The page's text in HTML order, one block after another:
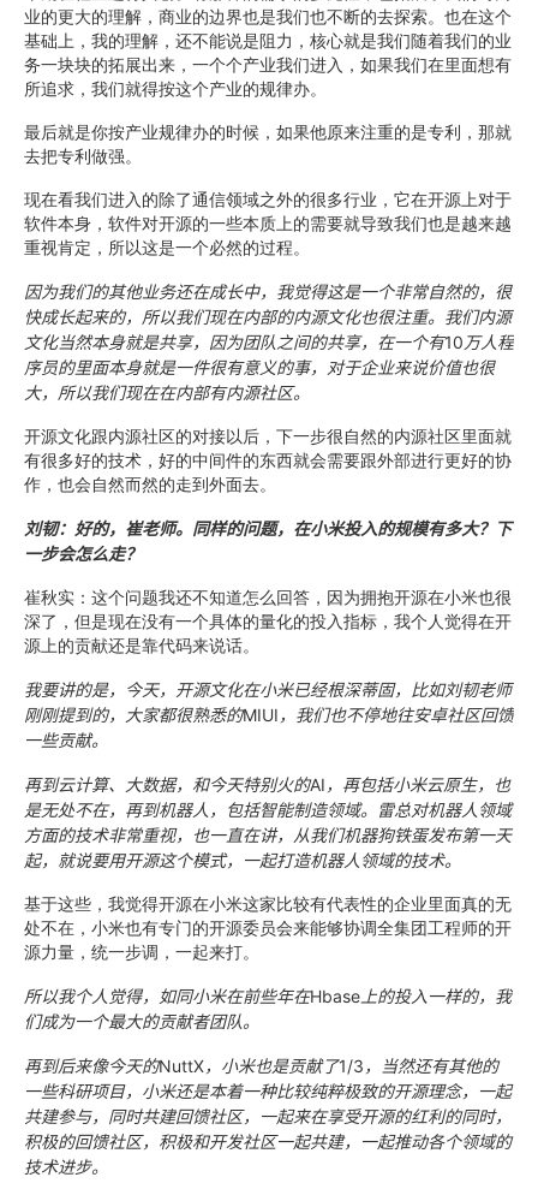
业的更大的理解，商业的边界也是我们也不断的去探索。也在这个
基础上，我的理解，还不能说是阻力，核心就是我们随着我们的业
务一块块的拓展出来，一个个产业我们进入，如果我们在里面想有
所追求，我们就得按这个产业的规律办。
最后就是你按产业规律办的时候，如果他原来注重的是专利，那就
去把专利做强。
现在看我们进入的除了通信领域之外的很多行业，它在开源上对于
软件本身，软件对开源的一些本质上的需要就导致我们也是越来越
重视肯定，所以这是一个必然的过程。
因为我们的其他业务还在成长中，我觉得这是一个非常自然的，很
快成长起来的，所以我们现在内部的内源文化也很注重。我们内源
文化当然本身就是共享，因为团队之间的共享，在一个有10万人程
序员的里面本身就是一件很有意义的事，对于企业来说价值也很
大，所以我们现在在内部有内源社区。
开源文化跟内源社区的对接以后，下一步很自然的内源社区里面就
有很多好的技术，好的中间件的东西就会需要跟外部进行更好的协
作，也会自然而然的走到外面去。
刘韧：好的，崔老师。同样的问题，在小米投入的规模有多大？下
一步会怎么走？
崔秋实：这个问题我还不知道怎么回答，因为拥抱开源在小米也很
深了，但是现在没有一个具体的量化的投入指标，我个人觉得在开
源上的贡献还是靠代码来说话。
我要讲的是，今天，开源文化在小米已经根深蒂固，比如刘韧老师
刚刚提到的，大家都很熟悉的MIUI ，我们也不停地往安卓社区回馈
一些贡献。
再到云计算、大数据，和今天特别火的AI ，再包括小米云原生，也
是无处不在，再到机器人，包括智能制造领域。雷总对机器人领域
方面的技术非常重视，也一直在讲，从我们机器狗铁蛋发布第一天
起，就说要用开源这个模式，一起打造机器人领域的技术。
基于这些，我觉得开源在小米这家比较有代表性的企业里面真的无
处不在，小米也有专门的开源委员会来能够协调全集团工程师的开
源力量，统一步调，一起来打。
所以我个人觉得，如同小米在前些年在Hbase 上的投入一样的，我
们成为一个最大的贡献者团队。
再到后来像今天的NuttX，小米也是贡献了1/3 ，当然还有其他的
一些科研项目，小米还是本着一种比较纯粹极致的开源理念，一起
共建参与，同时共建回馈社区，一起来在享受开源的红利的同时，
积极的回馈社区，积极和开发社区一起共建，一起推动各个领域的
技术进步。